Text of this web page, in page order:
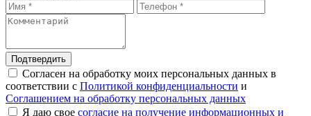
Подтвердить
Согласен на обработку моих персональных данных в
соответствии с Политикой конфиденциальности и
Соглашением на обработку персональных данных
Я даю свое согласие на получение информационных и